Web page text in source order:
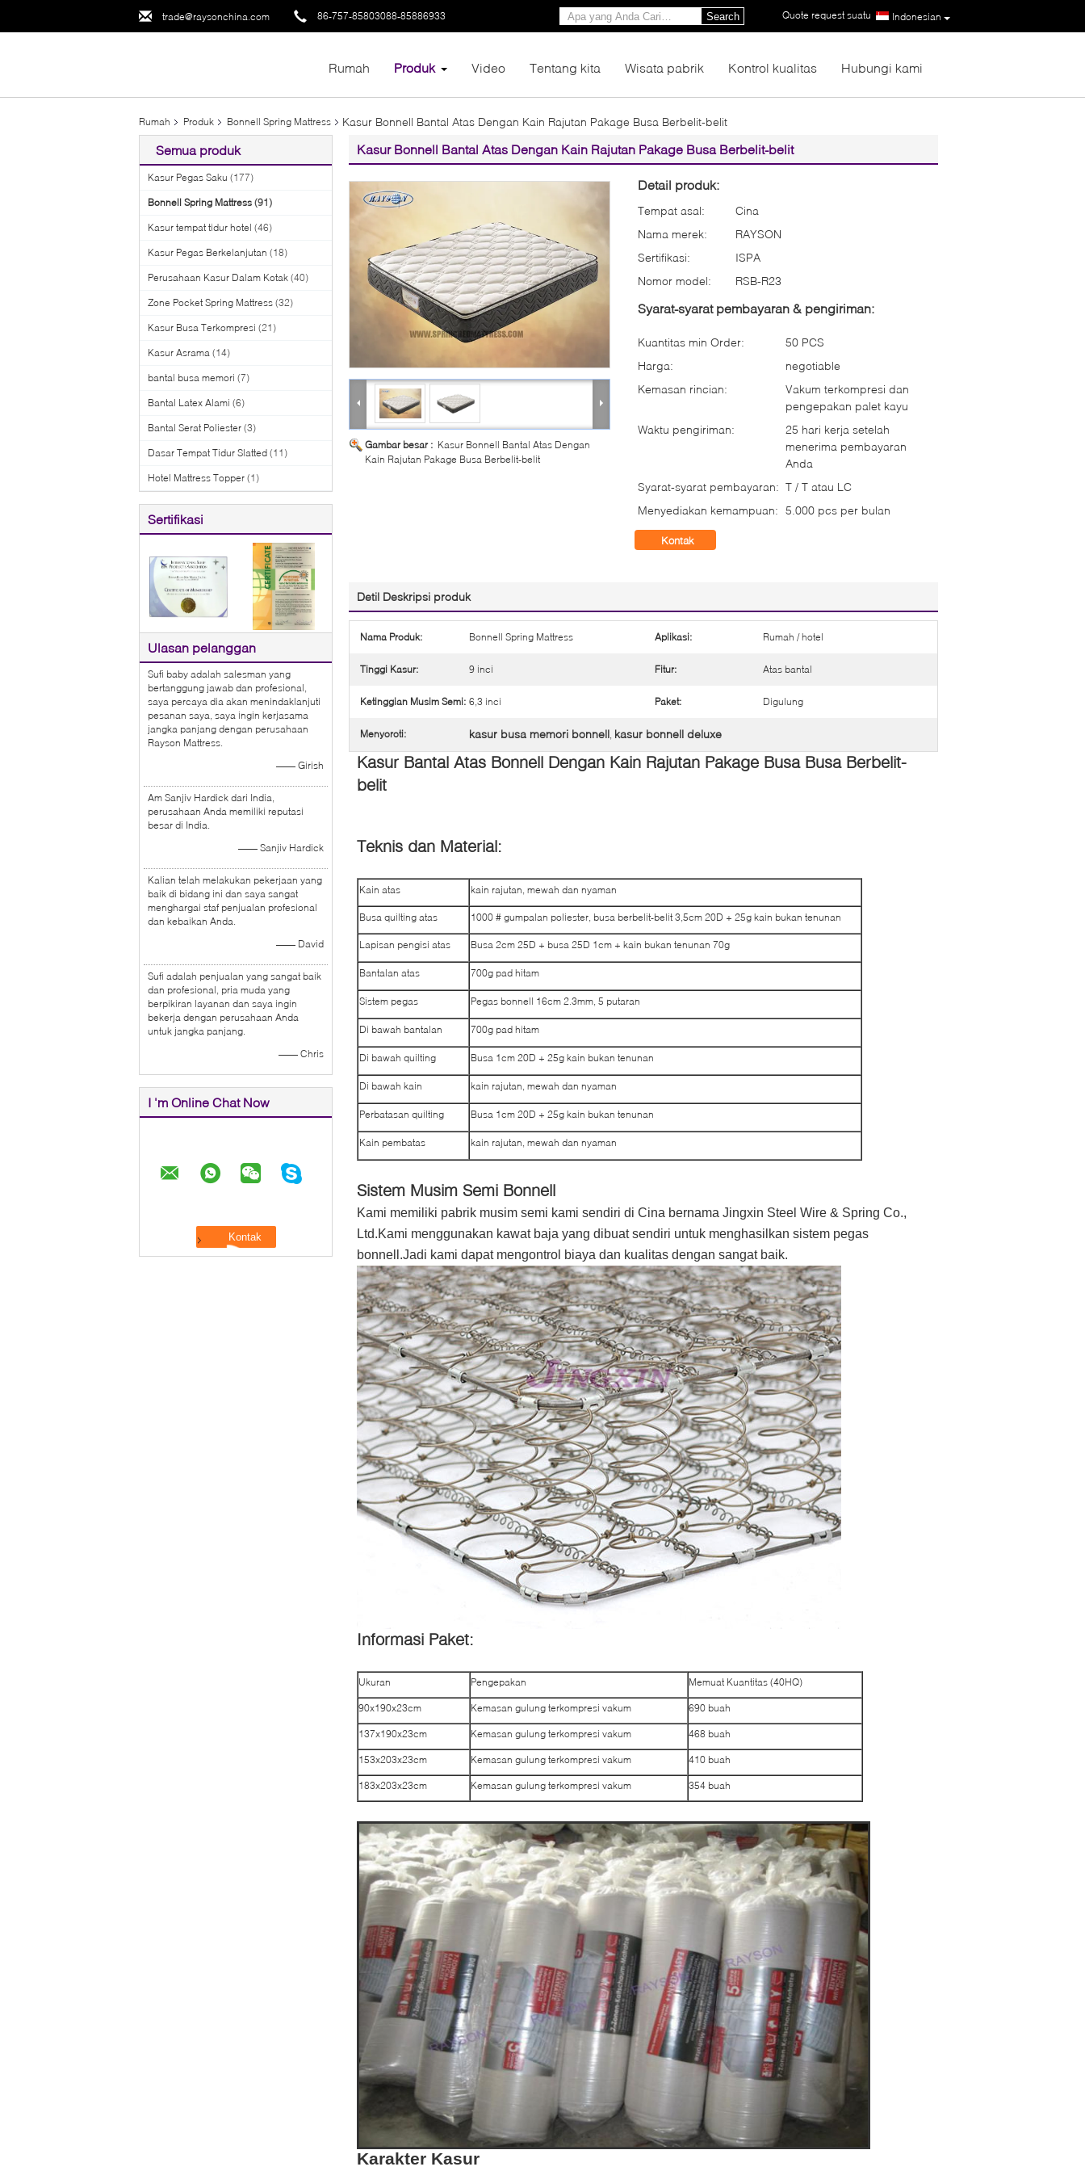
trade@raysonchina.com 86-757-85803088-85886933 Indonesian
Quote request suatu |
Search
Rumah Produk Video Tentang kita Wisata pabrik Kontrol kualitas Hubungi kami
Rumah Produk Bonnell Spring Mattress Kasur Bonnell Bantal Atas Dengan Kain Rajutan Pakage Busa Berbelit-belit
Semua produk
Kasur Pegas Saku (177)
Bonnell Spring Mattress (91)
Kasur tempat tidur hotel (46)
Kasur Pegas Berkelanjutan (18)
Perusahaan Kasur Dalam Kotak (40)
Zone Pocket Spring Mattress (32)
Kasur Busa Terkompresi (21)
Kasur Asrama (14)
bantal busa memori (7)
Bantal Latex Alami (6)
Bantal Serat Poliester (3)
Dasar Tempat Tidur Slatted (11)
Hotel Mattress Topper (1)
Sertifikasi
Ulasan pelanggan
Sufi baby adalah salesman yang
bertanggung jawab dan profesional,
saya percaya dia akan menindaklanjuti
pesanan saya, saya ingin kerjasama
jangka panjang dengan perusahaan
Rayson Mattress.
—— Girish
Am Sanjiv Hardick dari India,
perusahaan Anda memiliki reputasi
besar di India.
—— Sanjiv Hardick
Kalian telah melakukan pekerjaan yang
baik di bidang ini dan saya sangat
menghargai staf penjualan profesional
dan kebaikan Anda.
—— David
Sufi adalah penjualan yang sangat baik
dan profesional, pria muda yang
berpikiran layanan dan saya ingin
bekerja dengan perusahaan Anda
untuk jangka panjang.
—— Chris
I 'm Online Chat Now
Kasur Bonnell Bantal Atas Dengan Kain Rajutan Pakage Busa Berbelit-belit
Gambar besar : Kasur Bonnell Bantal Atas Dengan
Kain Rajutan Pakage Busa Berbelit-belit
Detail produk:
Tempat asal:
Cina
Nama merek:
RAYSON
Sertifikasi:
ISPA
Nomor model:
RSB-R23
Syarat-syarat pembayaran & pengiriman:
Kuantitas min Order:
50 PCS
Harga:
negotiable
Kemasan rincian:
Vakum terkompresi dan
pengepakan palet kayu
Waktu pengiriman:
25 hari kerja setelah
menerima pembayaran
Anda
Syarat-syarat pembayaran: T / T atau LC
Menyediakan kemampuan: 5.000 pcs per bulan
Kontak
Detil Deskripsi produk
Nama Produk: Bonnell Spring Mattress Aplikasi: Rumah / hotel
Tinggi Kasur: 9 inci Fitur: Atas bantal
Ketinggian Musim Semi: 6,3 inci Paket: Digulung
Menyoroti: kasur busa memori bonnell, kasur bonnell deluxe
Kasur Bantal Atas Bonnell Dengan Kain Rajutan Pakage Busa Busa Berbelit-
belit
Teknis dan Material:
Kain atas kain rajutan, mewah dan nyaman
Busa quilting atas 1000 # gumpalan poliester, busa berbelit-belit 3,5cm 20D + 25g kain bukan tenunan
Lapisan pengisi atas Busa 2cm 25D + busa 25D 1cm + kain bukan tenunan 70g
Bantalan atas 700g pad hitam
Sistem pegas Pegas bonnell 16cm 2.3mm, 5 putaran
Di bawah bantalan 700g pad hitam
Di bawah quilting Busa 1cm 20D + 25g kain bukan tenunan
Di bawah kain kain rajutan, mewah dan nyaman
Perbatasan quilting Busa 1cm 20D + 25g kain bukan tenunan
Kain pembatas kain rajutan, mewah dan nyaman
Sistem Musim Semi Bonnell
Kami memiliki pabrik musim semi kami sendiri di Cina bernama Jingxin Steel Wire & Spring Co.,
Ltd.Kami menggunakan kawat baja yang dibuat sendiri untuk menghasilkan sistem pegas
bonnell.Jadi kami dapat mengontrol biaya dan kualitas dengan sangat baik.
Informasi Paket:
Ukuran Pengepakan Memuat Kuantitas (40HQ)
90x190x23cm Kemasan gulung terkompresi vakum 690 buah
137x190x23cm Kemasan gulung terkompresi vakum 468 buah
153x203x23cm Kemasan gulung terkompresi vakum 410 buah
183x203x23cm Kemasan gulung terkompresi vakum 354 buah
Karakter Kasur